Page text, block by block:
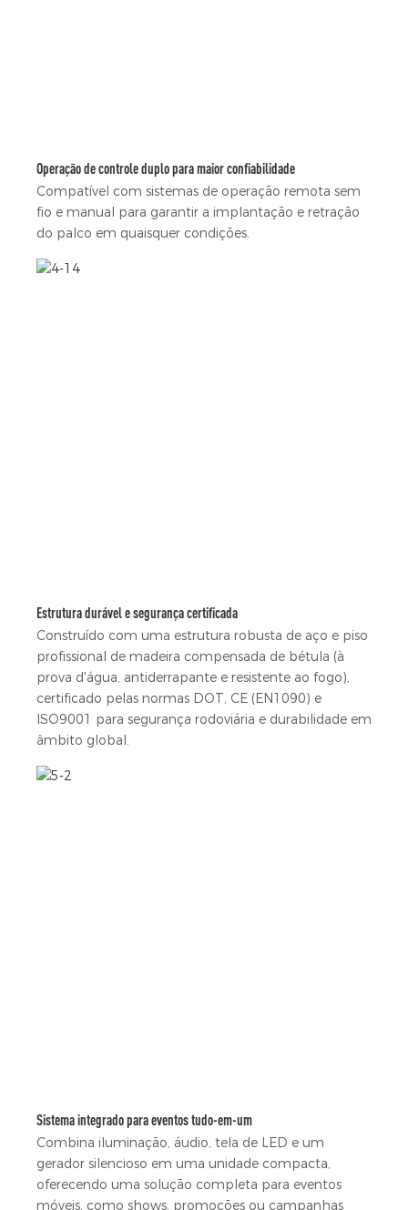
Operação de controle duplo para maior confiabilidade
Compatível com sistemas de operação remota sem
fio e manual para garantir a implantação e retração
do palco em quaisquer condições.
Estrutura durável e segurança certificada
Construído com uma estrutura robusta de aço e piso
profissional de madeira compensada de bétula (à
prova d'água, antiderrapante e resistente ao fogo),
certificado pelas normas DOT, CE (EN1090) e
ISO9001 para segurança rodoviária e durabilidade em
âmbito global.
Sistema integrado para eventos tudo-em-um
Combina iluminação, áudio, tela de LED e um
gerador silencioso em uma unidade compacta,
oferecendo uma solução completa para eventos
móveis, como shows, promoções ou campanhas